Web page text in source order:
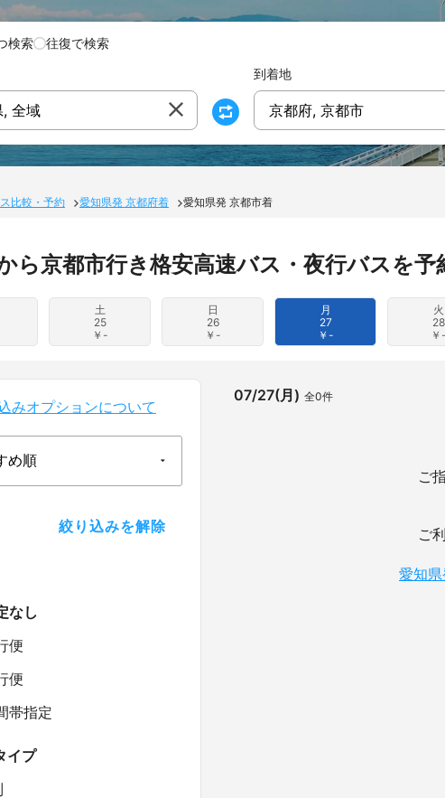
検索
往復で検索
, 全域
到着地
京都府, 京都市
比較・予約 愛知県発 京都府着 愛知県発 京都市着
ら京都市行き格安高速バス・夜行バスを予
土
25
￥-
日
26
￥-
月
27
￥-
火
28
￥-
07/27(月) 全0件
ご
ご
愛知
みオプションについて
なし
便
便
帯指定
イプ